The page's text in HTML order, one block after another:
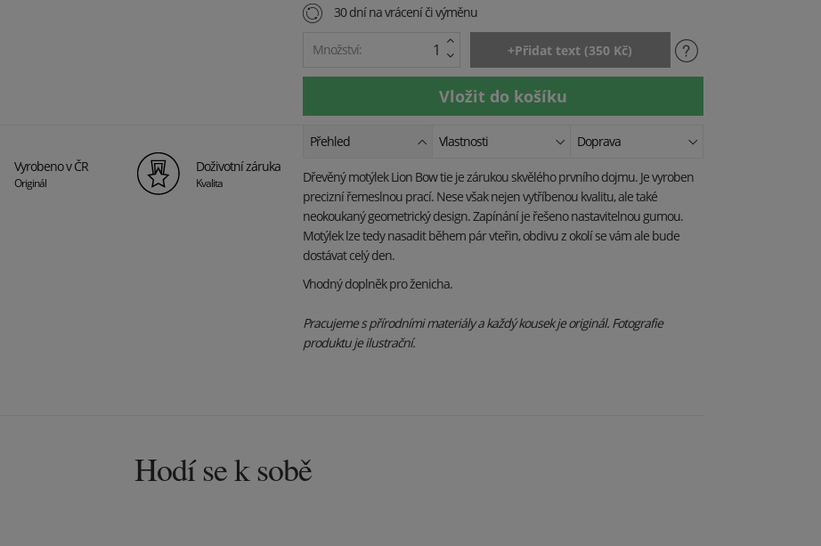
30 dní na vrácení či výměnu
Množství:
Vyrobeno v ČR
Originál
Doživotní záruka
Kvalita
Přehled Vlastnosti Doprava
Dřevěný motýlek Lion Bow tie je zárukou skvělého prvního dojmu. Je vyroben
precizní řemeslnou prací. Nese však nejen vytříbenou kvalitu, ale také
neokoukaný geometrický design. Zapínání je řešeno nastavitelnou gumou.
Motýlek lze tedy nasadit během pár vteřin, obdivu z okolí se vám ale bude
dostávat celý den.
Vhodný doplněk pro ženicha.
Pracujeme s přírodními materiály a každý kousek je originál. Fotografie
produktu je ilustrační.
Hodí se k sobě